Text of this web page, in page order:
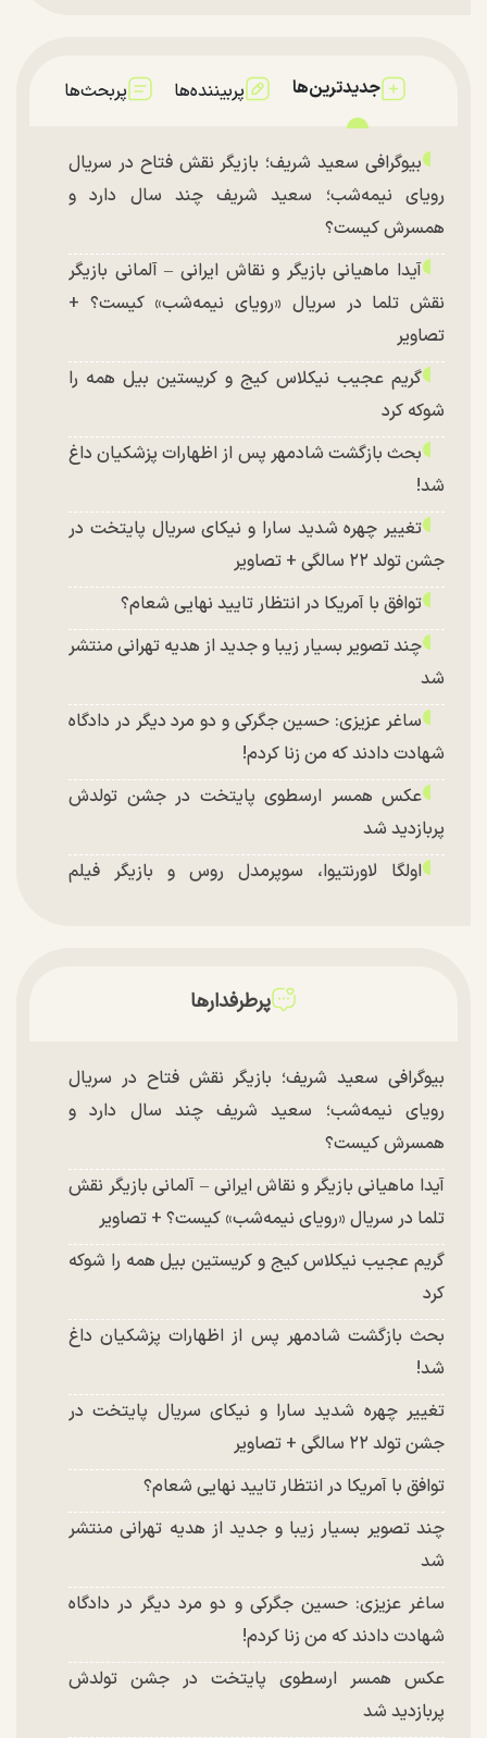
جدیدترین‌ها پربیننده‌ها پربحث‌ها
بیوگرافی سعید شریف؛ بازیگر نقش فتاح در سریال
رویای نیمه‌شب؛ سعید شریف چند سال دارد و
همسرش کیست؟
آیدا ماهیانی بازیگر و نقاش ایرانی – آلمانی بازیگر
نقش تلما در سریال «رویای نیمه‌شب» کیست؟ +
تصاویر
گریم عجیب نیکلاس کیج و کریستین بیل همه را
شوکه کرد
بحث بازگشت شادمهر پس از اظهارات پزشکیان داغ
شد!
تغییر چهره شدید سارا و نیکای سریال پایتخت در
جشن تولد ۲۲ سالگی + تصاویر
توافق با آمریکا در انتظار تایید نهایی شعام؟
چند تصویر بسیار زیبا و جدید از هدیه تهرانی منتشر
شد
ساغر عزیزی: حسین جگرکی و دو مرد دیگر در دادگاه
شهادت دادند که من زنا کردم!
عکس همسر ارسطوی پایتخت در جشن تولدش
پربازدید شد
اولگا لاورنتیوا، سوپرمدل روس و بازیگر فیلم
پرطرفدارها
بیوگرافی سعید شریف؛ بازیگر نقش فتاح در سریال
رویای نیمه‌شب؛ سعید شریف چند سال دارد و
همسرش کیست؟
آیدا ماهیانی بازیگر و نقاش ایرانی – آلمانی بازیگر نقش
تلما در سریال «رویای نیمه‌شب» کیست؟ + تصاویر
گریم عجیب نیکلاس کیج و کریستین بیل همه را شوکه
کرد
بحث بازگشت شادمهر پس از اظهارات پزشکیان داغ
شد!
تغییر چهره شدید سارا و نیکای سریال پایتخت در
جشن تولد ۲۲ سالگی + تصاویر
توافق با آمریکا در انتظار تایید نهایی شعام؟
چند تصویر بسیار زیبا و جدید از هدیه تهرانی منتشر
شد
ساغر عزیزی: حسین جگرکی و دو مرد دیگر در دادگاه
شهادت دادند که من زنا کردم!
عکس همسر ارسطوی پایتخت در جشن تولدش
پربازدید شد